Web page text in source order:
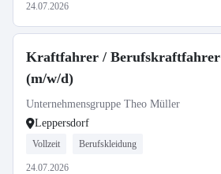
24.07.2026
Kraftfahrer / Berufskraftfahrer
(m/w/d)
Unternehmensgruppe Theo Müller
Leppersdorf
Vollzeit Berufskleidung
24.07.2026